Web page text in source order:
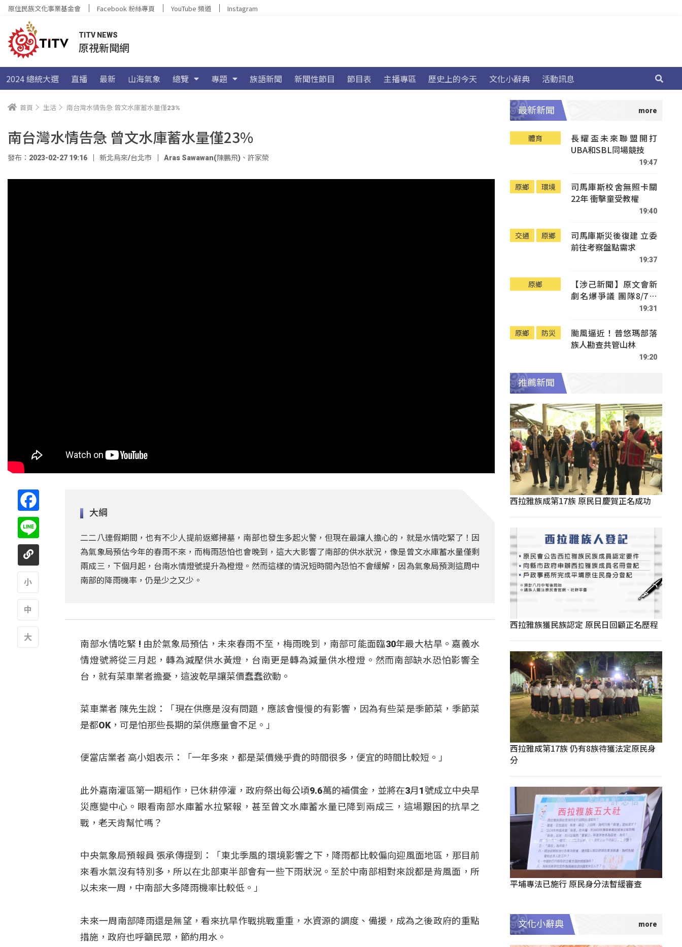
原住民族文化事業基金會 Facebook 粉絲專頁 YouTube 頻道 Instagram
TITV NEWS
原視新聞網
2024 總統大選 直播 最新 山海氣象 總覽 專題 族語新聞 新聞性節目 節目表 主播專區 歷史上的今天 文化小辭典 活動訊息
首頁 生活 南台灣水情告急 曾文水庫蓄水量僅23%
南台灣水情告急 曾文水庫蓄水量僅23%
發布：2023-02-27 19:16 新北烏來/台北市 Aras Sawawan(陳鵬飛) 、 許家榮
大綱
二二八連假期間，也有不少人提前返鄉掃墓，南部也發生多起火警，但現在最讓人擔心的，就是水情吃緊了！因
為氣象局預估今年的春雨不來，而梅雨恐怕也會晚到，這大大影響了南部的供水狀況，像是曾文水庫蓄水量僅剩
兩成三，下個月起，台南水情燈號提升為橙燈。然而這樣的情況短時間內恐怕不會緩解，因為氣象局預測這周中
南部的降雨機率，仍是少之又少。
南部水情吃緊 ! 由於氣象局預估，未來春雨不至，梅雨晚到，南部可能面臨30年最大枯旱。嘉義水
情燈號將從三月起，轉為減壓供水黃燈，台南更是轉為減量供水橙燈。然而南部缺水恐怕影響全
台，就有菜車業者擔憂，這波乾旱讓菜價蠢蠢欲動。
菜車業者 陳先生說：「現在供應是沒有問題，應該會慢慢的有影響，因為有些菜是季節菜，季節菜
是都OK，可是怕那些長期的菜供應量會不足。」
便當店業者 高小姐表示：「一年多來，都是菜價幾乎貴的時間很多，便宜的時間比較短。」
此外嘉南灌區第一期稻作，已休耕停灌，政府祭出每公頃9.6萬的補償金，並將在3月1號成立中央旱
災應變中心。眼看南部水庫蓄水拉緊報，甚至曾文水庫蓄水量已降到兩成三，這場艱困的抗旱之
戰，老天肯幫忙嗎？
中央氣象局預報員 張承傳提到：「東北季風的環境影響之下，降雨都比較偏向迎風面地區，那目前
來看水氣沒有特別多，所以在北部東半部會有一些下雨狀況。至於中南部相對來說都是背風面，所
以未來一周，中南部大多降雨機率比較低。」
未來一周南部降雨還是無望，看來抗旱作戰挑戰重重，水資源的調度、備援，成為之後政府的重點
措施，政府也呼籲民眾，節約用水。
最新新聞
體育
長耀盃未來聯盟開打
UBA和SBL同場競技
19:47
原鄉 環境
司馬庫斯校舍無照卡關
22年 衝擊童受教權
19:40
交通 原鄉
司馬庫斯災後復建 立委
前往考察盤點需求
19:37
原鄉
【涉己新聞】原文會新
劇名爆爭議 團隊8/7赴
19:31
原鄉 防災
颱風逼近！普悠瑪部落
族人勘查共管山林
19:20
推薦新聞
西拉雅族成第17族 原民日慶賀正名成功
西拉雅族獲民族認定 原民日回顧正名歷程
西拉雅成第17族 仍有8族待獲法定原民身
分
平埔專法已施行 原民身分法暫緩審查
文化小辭典